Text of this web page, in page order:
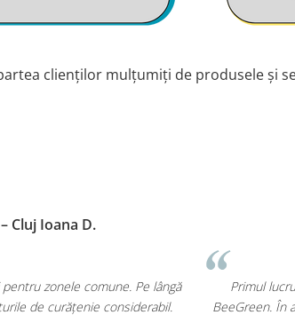
clienților mulțumiți de produsele și
Raluca P.
logo-ul imprimat pe carpetele
murdăria și umezeala, ceea
Pentru
faptul că